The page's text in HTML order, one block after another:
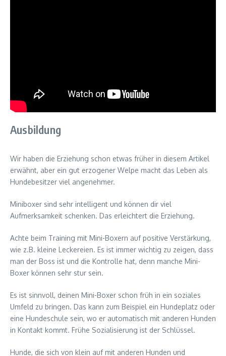
Ausbildung
Wir haben die Erziehung schon etwas früher in diesem Artikel
erwähnt, aber ein gut erzogener Welpe macht das Leben als
Hundebesitzer viel angenehmer.
Miniboxer sind sehr intelligent und können dir viel
Aufmerksamkeit schenken. Das erleichtert die Erziehung.
Achte beim Training mit Mini-Boxern auf positive Verstärkung,
wie z.B. kleine Leckereien. Es ist immer wichtig zu zeigen, dass
man der Boss ist und die Kontrolle hat, denn manche Mini-
Boxer können sehr stur sein.
Es ist sinnvoll, deinen Mini-Boxer schon früh in ein soziales
Umfeld zu bringen. Das kann zum Beispiel ein Hundeplatz oder
eine Hundeschule sein, wo er automatisch mit anderen Hunden
in Kontakt kommt. Frühe Sozialisierung ist der Schlüssel.
Hunde, die sich von klein auf mit anderen Hunden und